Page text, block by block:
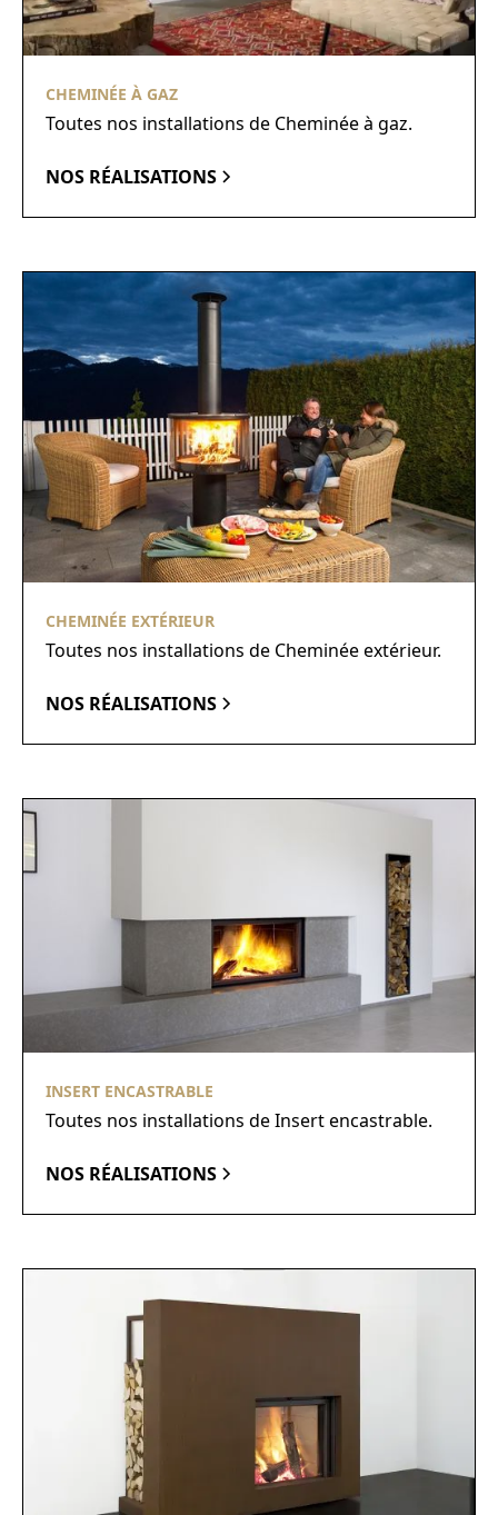
CHEMINÉE À GAZ
Toutes nos installations de Cheminée à gaz.
NOS RÉALISATIONS
CHEMINÉE EXTÉRIEUR
Toutes nos installations de Cheminée extérieur.
NOS RÉALISATIONS
INSERT ENCASTRABLE
Toutes nos installations de Insert encastrable.
NOS RÉALISATIONS